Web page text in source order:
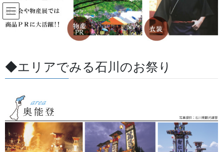
コ
ン
テ
移
動
ナ
ビ
ゲ
ン
に
すべての記事
すべての記事 お祭用品・品目 お祭備品と豆知識
2023/06/14 / 最終更新日 :
お祭備品と豆知識
裃かみしも
◆エリアでみる石川のお祭り